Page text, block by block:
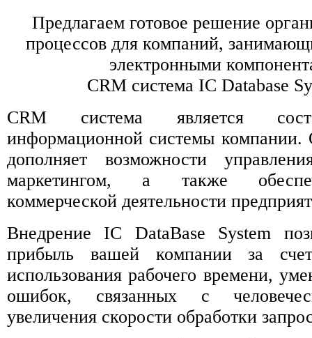
Предлагаем готовое решение
процессов для компаний,
электронными
CRM система IC Database
CRM система является
информационной системы компании.
дополняет возможности
маркетингом, а также
коммерческой деятельности
Внедрение IC DataBase System
прибыль вашей компании за счет
использования рабочего времени,
ошибок, связанных с
увеличения скорости обработки